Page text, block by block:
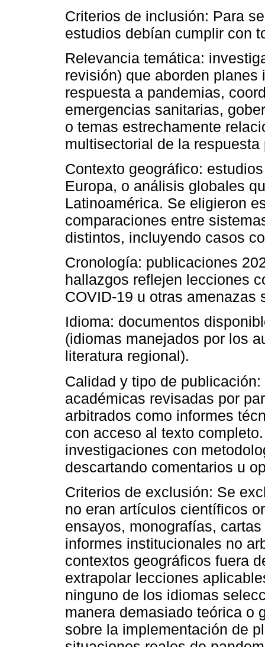
Criterios de inclusión: Para
estudios debían cumplir con
Relevancia temática:
revisión) que aborden
respuesta a pandemias,
emergencias sanitarias,
o temas estrechamente
multisectorial de la respuesta
Contexto geográfico:
Europa, o análisis globales
Latinoamérica. Se eligieron
comparaciones entre
distintos, incluyendo casos
Cronología: publicaciones
hallazgos reflejen lecciones
COVID-19 u otras amenazas
Idioma: documentos
(idiomas manejados por los
literatura regional).
Calidad y tipo de
académicas revisadas por
arbitrados como informes
con acceso al texto
investigaciones con
descartando comentarios u
Criterios de exclusión: Se
no eran artículos científicos
ensayos, monografías,
informes institucionales no
contextos geográficos fuera
extrapolar lecciones
ninguno de los idiomas
manera demasiado teórica o
sobre la implementación de